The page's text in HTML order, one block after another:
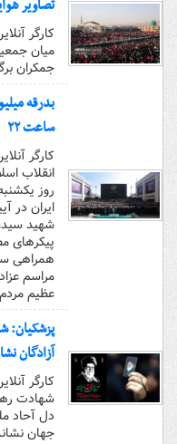
تصاویر
کارگر
میان
جمکران
بدرقه
ساعت ۲۲
کارگر
انقلاب
روز
ایران در
شهید
پیکرهای
همراهی
مراسم
عظیم
پزشکیان:
آزادگان
کارگر
شهادت
دل آحاد
جهان